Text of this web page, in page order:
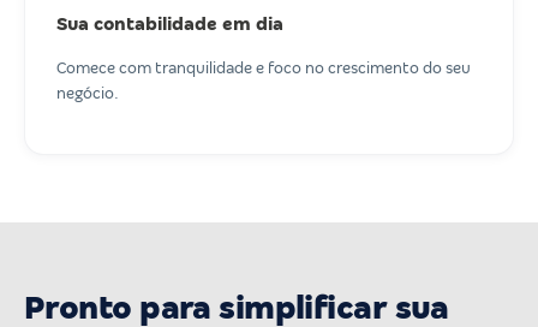
Sua contabilidade em dia
Comece com tranquilidade e foco no crescimento do seu
negócio.
Pronto para simplificar sua